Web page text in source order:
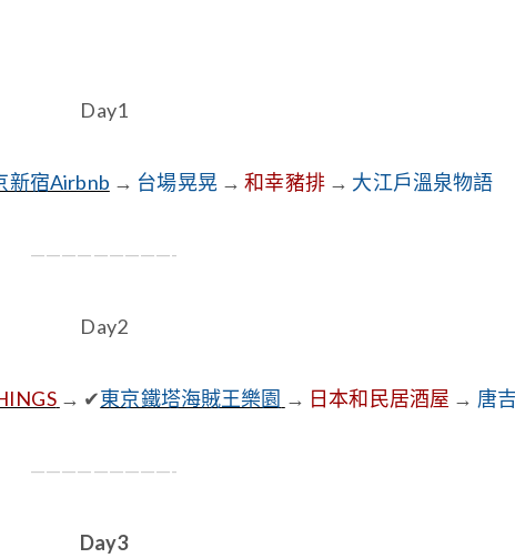
Day1
新宿Airbnb → 台場晃晃 →和幸豬排 → 大江戶溫泉物語
—————————-
Day2
→ ✔東京鐵塔海賊王樂園 → 日本和民居酒屋 → 唐
—————————-
Day3